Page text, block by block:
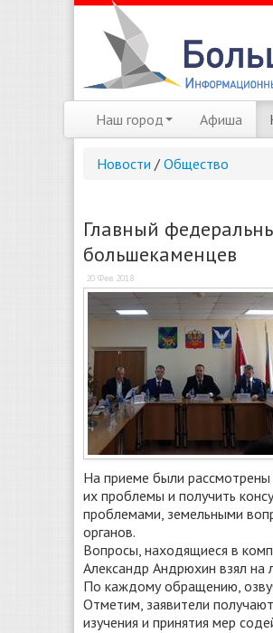
Наш город Афиша
Новости / Общество
Главный
большекаменцев
20 Фев 2018
На приеме были
их проблемы и получить
проблемами, земельными
органов.
Вопросы, находящиеся в
Александр Андрюхин взял на
По каждому обращению,
Отметим, заявители
изучения и принятия мер